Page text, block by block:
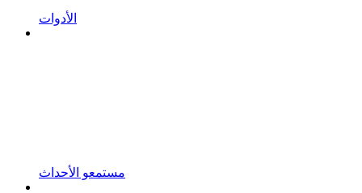
الأدوات
مستمعو الأحداث